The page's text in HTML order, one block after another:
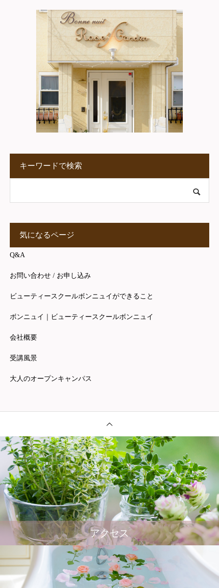
キーワードで検索
気になるページ
Q&A
お問い合わせ / お申し込み
ビューティースクールボンニュイができること
ボンニュイ｜ビューティースクールボンニュイ
会社概要
受講風景
大人のオープンキャンパス
アクセス